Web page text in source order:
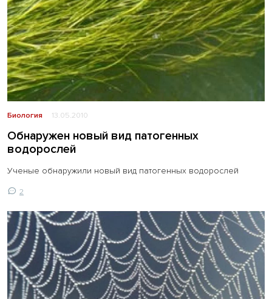
Биология 13.05.2010
Обнаружен новый вид патогенных
водорослей
Ученые обнаружили новый вид патогенных водорослей
2